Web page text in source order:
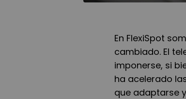
En FlexiSpot
cambiado. El
imponerse, si
ha acelerado
que adaptarse